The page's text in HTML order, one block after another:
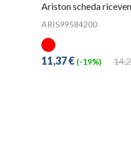
Ariston scheda
ARIS99584200
11,37 € (-19%)